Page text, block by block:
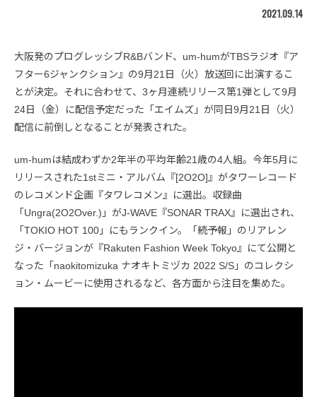
2021.09.14
大阪発のプログレッシブR&Bバンド、um-humがTBSラジオ『ア
フター6ジャンクション』の9月21日（火）放送回に出演するこ
とが決定。それに合わせて、3ヶ月連続リリース第1弾として9月
24日（金）に配信予定だった「エイムズ」が同日9月21日（火）
配信に前倒しとなることが発表された。
um-humは結成わずか2年半の平均年齢21歳の4人組。今年5月に
リリースされた1stミニ・アルバム『[2O2O]』がタワーレコード
のレコメンド企画『タワレコメン』に選出。収録曲
「Ungra(2O2Over.)」がJ-WAVE『SONAR TRAX』に選出され、
「TOKIO HOT 100」にもランクイン。「続予報」のリアレン
ジ・バージョンが『Rakuten Fashion Week Tokyo』にて公開と
なった「naokitomizuka ナオキトミヅカ 2022 S/S」のコレクシ
ョン・ムービーに使用されるなど、各方面から注目を集めた。